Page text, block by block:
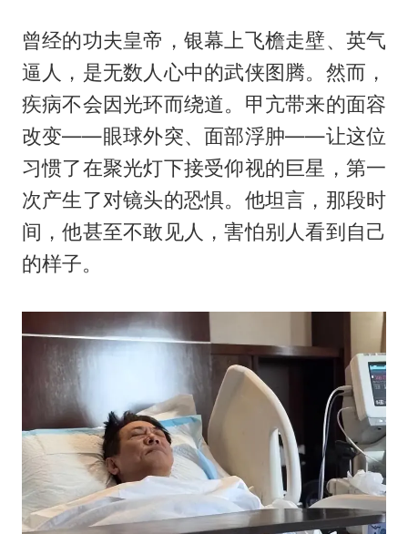
曾经的功夫皇帝，银幕上飞檐走壁、英气
逼人，是无数人心中的武侠图腾。然而，
疾病不会因光环而绕道。甲亢带来的面容
改变——眼球外突、面部浮肿——让这位
习惯了在聚光灯下接受仰视的巨星，第一
次产生了对镜头的恐惧。他坦言，那段时
间，他甚至不敢见人，害怕别人看到自己
的样子。